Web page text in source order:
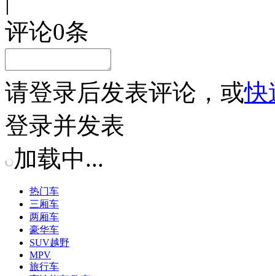
评论0条
请登录后发表评论，或快
登录并发表
加载中...
热门车
三厢车
两厢车
豪华车
SUV越野
MPV
旅行车